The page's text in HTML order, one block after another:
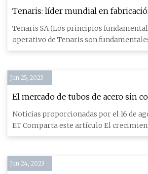
Tenaris: líder mundial en
acero
Tenaris SA (Los principios
operativo de Tenaris son
vertical, presenc
Jun 25, 2023
El mercado de tubos de acero sin
los 84.888,83 millones de dólares a
para 2032 con una tasa compuesta
Allied Market Research
Noticias proporcionadas por el 16 de
ET Comparta este artículo El
mundial
Jun 24, 2023